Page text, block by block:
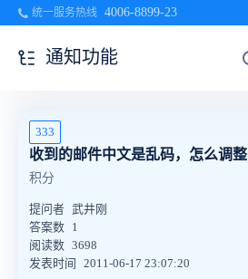
统一服务热线 4006-8899-23
通知功能
333
收到的邮件中文是乱码，怎么调整
积分
提问者 武井刚
答案数 1
阅读数 3698
发表时间
2011-06-17 23:07:20